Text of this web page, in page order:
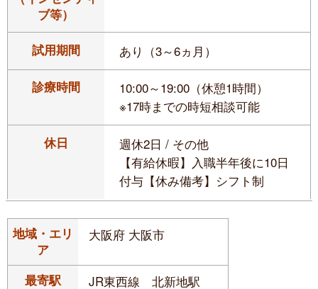
ブ等）
試用期間 あり（3～6ヵ月）
診療時間
10:00～19:00（休憩1時間）
※17時までの時短相談可能
休日
週休2日 / その他
【有給休暇】入職半年後に10日
付与【休み備考】シフト制
地域・エリ
ア
大阪府 大阪市
最寄駅
JR東西線 北新地駅